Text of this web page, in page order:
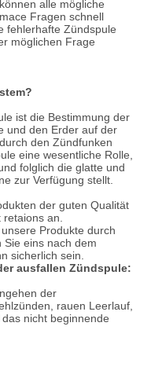
alle mögliche
Fragen schnell
fehlerhafte Zündspule
möglichen Frage
ist die Bestimmung der
und den Erder auf der
den Zündfunken
eine wesentliche Rolle,
folglich die glatte und
zur Verfügung stellt.
der guten Qualität
retaions an.
Produkte durch
eins nach dem
sicherlich sein.
ausfallen Zündspule:
der
rauen Leerlauf,
nicht beginnende